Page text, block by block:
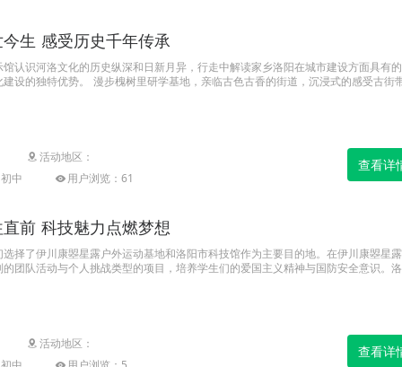
生 感受历史千年传承
认识河洛文化的历史纵深和日新月异，行走中解读家乡洛阳在城市建设方面具有
设的独特优势。 漫步槐树里研学基地，亲临古色古香的街道，沉浸式的感受古街
活动地区：
中
用户浏览：61
查看详
前 科技魅力点燃梦想
择了伊川康曌星露户外运动基地和洛阳市科技馆作为主要目的地。在伊川康曌星
团队活动与个人挑战类型的项目，培养学生们的爱国主义精神与国防安全意识。
活动地区：
查看详